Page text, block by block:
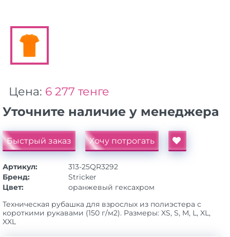
Цена: 6 277 тенге
Уточните наличие у менеджера
Быстрый заказ Хочу потрогать
Артикул:
313-25QR3292
Бренд:
Stricker
Цвет:
оранжевый гексахром
Техническая рубашка для взрослых из полиэстера с
короткими рукавами (150 г/м2). Размеры: XS, S, M, L, XL,
XXL